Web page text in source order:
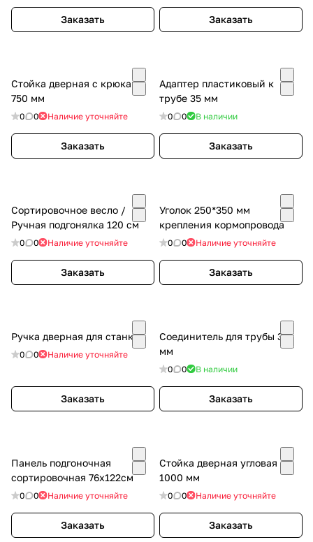
Заказать Заказать
Стойка дверная с крюками
750 мм
0 0 Наличие уточняйте
Заказать
Адаптер пластиковый к
трубе 35 мм
0 0 В наличии
Заказать
Сортировочное весло /
Ручная подгонялка 120 см
0 0 Наличие уточняйте
Заказать
Уголок 250*350 мм
крепления кормопровода
0 0 Наличие уточняйте
Заказать
Ручка дверная для станка
0 0 Наличие уточняйте
Заказать
Соединитель для трубы 35
мм
0 0 В наличии
Заказать
Панель подгоночная
сортировочная 76х122см
0 0 Наличие уточняйте
Заказать
Стойка дверная угловая
1000 мм
0 0 Наличие уточняйте
Заказать